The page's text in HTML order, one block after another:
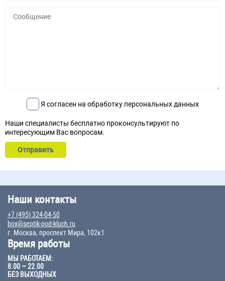
Я согласен на обработку персональных данных
Наши специалисты бесплатно проконсультируют по
интересующим Вас вопросам.
Наши контакты
+7 (495) 324-04-50
box@septik-pod-kluch.ru
г. Москва, проспект Мира, 102к1
Время работы
МЫ РАБОТАЕМ:
8.00 – 22.00
БЕЗ ВЫХОДНЫХ